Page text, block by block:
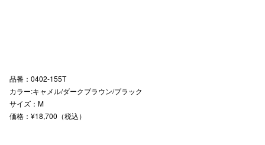
品番：0402-155T
カラー:キャメル/ダークブラウン/ブラック
サイズ：M
価格：¥18,700（税込）